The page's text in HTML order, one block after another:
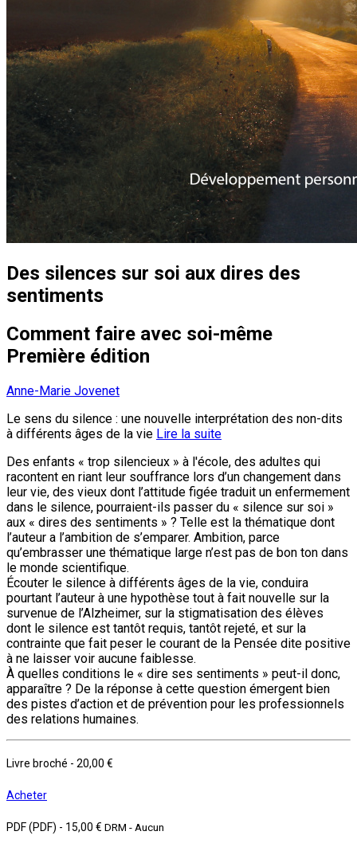
Des silences sur soi aux dires des
sentiments
Comment faire avec soi-même
Première édition
Anne-Marie Jovenet
Le sens du silence : une nouvelle interprétation des non-dits
à différents âges de la vie Lire la suite
Des enfants « trop silencieux » à l'école, des adultes qui
racontent en riant leur souffrance lors d’un changement dans
leur vie, des vieux dont l’attitude figée traduit un enfermement
dans le silence, pourraient-ils passer du « silence sur soi »
aux « dires des sentiments » ? Telle est la thématique dont
l’auteur a l’ambition de s’emparer. Ambition, parce
qu’embrasser une thématique large n’est pas de bon ton dans
le monde scientifique.
Écouter le silence à différents âges de la vie, conduira
pourtant l’auteur à une hypothèse tout à fait nouvelle sur la
survenue de l’Alzheimer, sur la stigmatisation des élèves
dont le silence est tantôt requis, tantôt rejeté, et sur la
contrainte que fait peser le courant de la Pensée dite positive
à ne laisser voir aucune faiblesse.
À quelles conditions le « dire ses sentiments » peut-il donc,
apparaître ? De la réponse à cette question émergent bien
des pistes d’action et de prévention pour les professionnels
des relations humaines.
Livre broché - 20,00 €
Acheter
PDF (PDF) - 15,00 € DRM - Aucun